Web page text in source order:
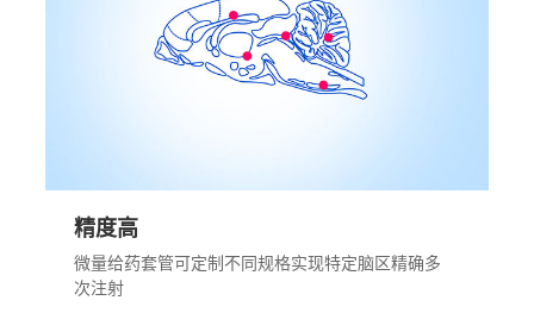
精度高
微量给药套管可定制不同规格实现特定脑区精确多
次注射